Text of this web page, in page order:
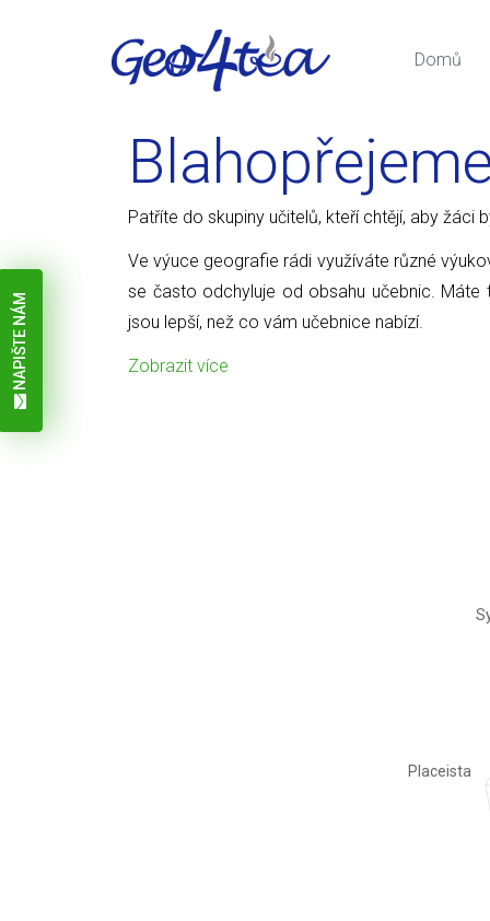
Domů
NAPIŠTE NÁM
Patříte do skupiny učitelů, kteří chtějí, aby
Ve výuce geografie rádi využíváte různé
se často odchyluje od obsahu učebnic.
jsou lepší, než co vám učebnice nabízí.
Zobrazit více